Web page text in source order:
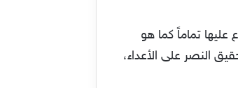
عليها تماماً كما هو
النصر على الأعداء،